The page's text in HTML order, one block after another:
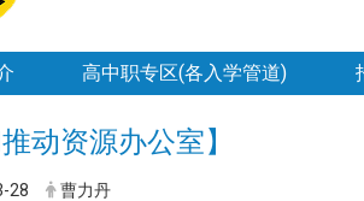
高中职专区(各入学管道)
推动资源办公室】
28 曹力丹